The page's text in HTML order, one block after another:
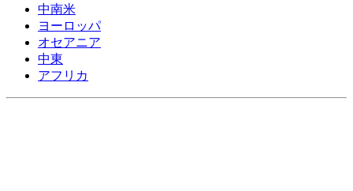
中南米
ヨーロッパ
オセアニア
中東
アフリカ